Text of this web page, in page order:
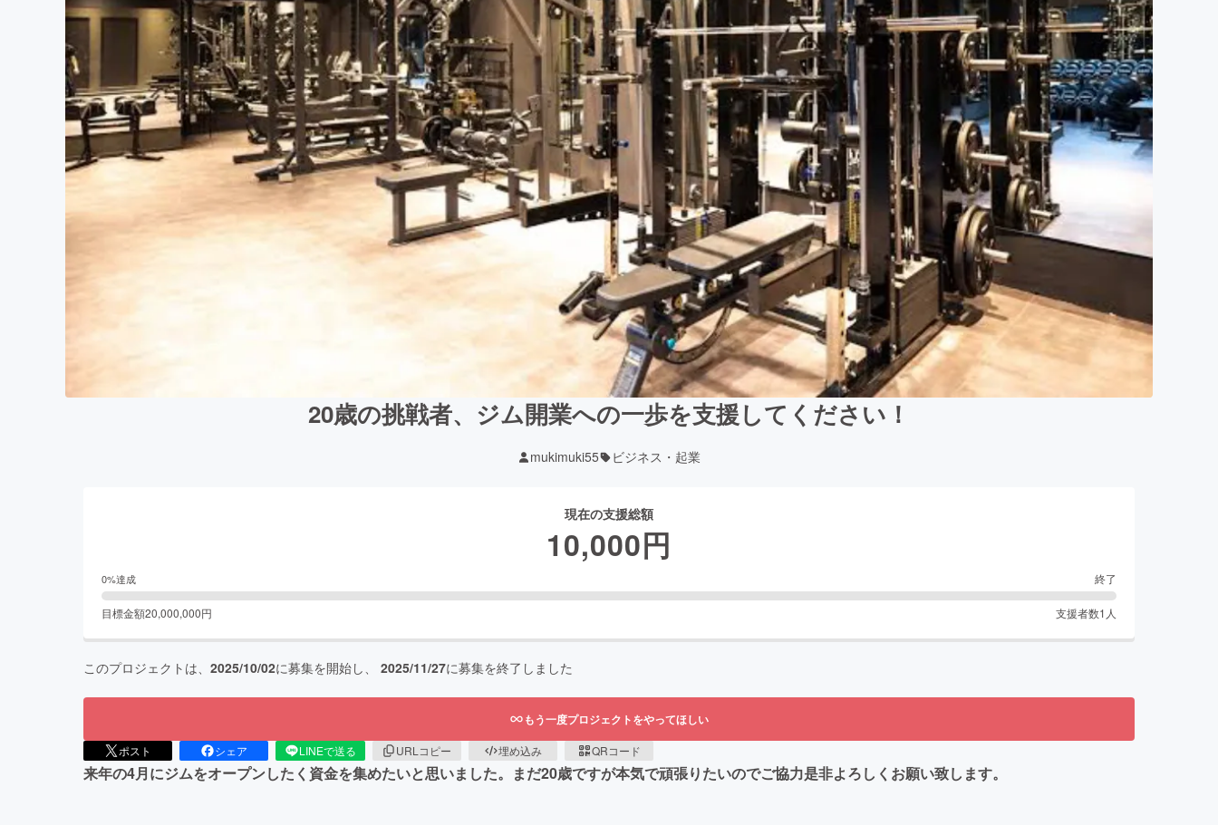
20歳の挑戦者、ジム開業への一歩を支援してください！
mukimuki55 ビジネス・起業
現在の支援総額
10,000円
0%達成 終了
目標金額20,000,000円 支援者数1 人
このプロジェクトは、 2025/10/02に募集を開始し、 2025/11/27に募集を終了しました
もう一度プロジェクトをやってほしい
ポスト シェア LINEで送る URLコピー 埋め込み QRコード
来年の4月にジムをオープンしたく資金を集めたいと思いました。まだ20歳ですが本気で頑張りたいのでご協力是非よろしくお願い致します。